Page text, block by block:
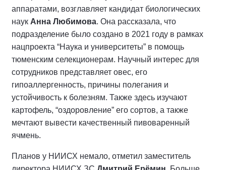
аппаратами, возглавляет кандидат биологических
наук Анна Любимова. Она рассказала, что
подразделение было создано в 2021 году в рамках
нацпроекта “Наука и университеты” в помощь
тюменским селекционерам. Научный интерес для
сотрудников представляет овес, его
гипоаллергенность, причины полегания и
устойчивость к болезням. Также здесь изучают
картофель, “оздоровление” его сортов, а также
мечтают вывести качественный пивоваренный
ячмень.
Планов у НИИСХ немало, отметил заместитель